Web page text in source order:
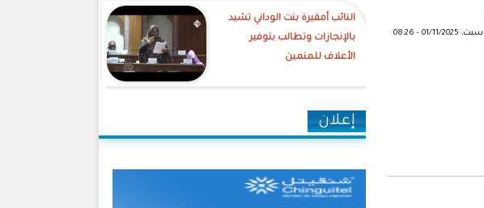
سبت, 01/11/2025 - 08:26
النائب أمقيرة بنت الوداني تشيد
بالإنجازات وتطالب بتوفير
الأعلاف للمنمين
إعلان